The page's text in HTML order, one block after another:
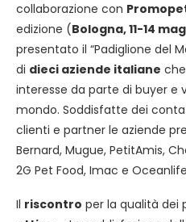
collaborazione con
edizione (Bologna, 11-14
presentato il “Padiglione del
di dieci aziende italiane
interesse da parte di buyer e
mondo. Soddisfatte dei
clienti e partner le aziende
Bernard, Mugue, PetitAmis,
2G Pet Food, Imac e
Il riscontro per la qualità dei